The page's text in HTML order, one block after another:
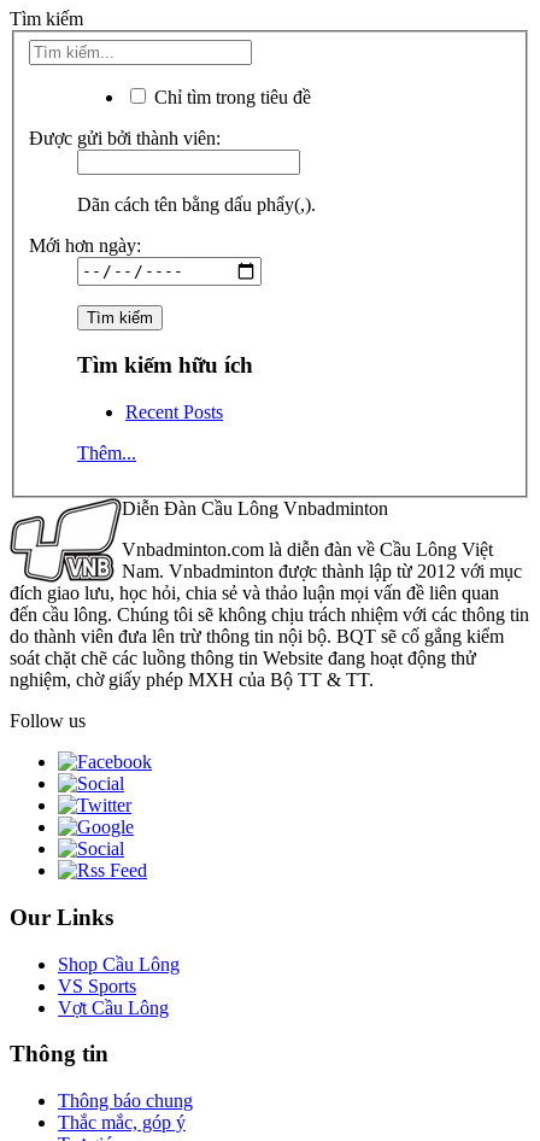
Tìm kiếm
Chỉ tìm trong tiêu đề
Được gửi bởi thành viên:
Dãn cách tên bằng dấu phẩy(,).
Mới hơn ngày:
Tìm kiếm hữu ích
Recent Posts
Thêm...
Diễn Đàn Cầu Lông Vnbadminton
Vnbadminton.com là diễn đàn về Cầu Lông Việt
Nam. Vnbadminton được thành lập từ 2012 với mục
đích giao lưu, học hỏi, chia sẻ và thảo luận mọi vấn đề liên quan
đến cầu lông. Chúng tôi sẽ không chịu trách nhiệm với các thông tin
do thành viên đưa lên trừ thông tin nội bộ. BQT sẽ cố gắng kiểm
soát chặt chẽ các luồng thông tin Website đang hoạt động thử
nghiệm, chờ giấy phép MXH của Bộ TT & TT.
Follow us
Our Links
Shop Cầu Lông
VS Sports
Vợt Cầu Lông
Thông tin
Thông báo chung
Thắc mắc, góp ý